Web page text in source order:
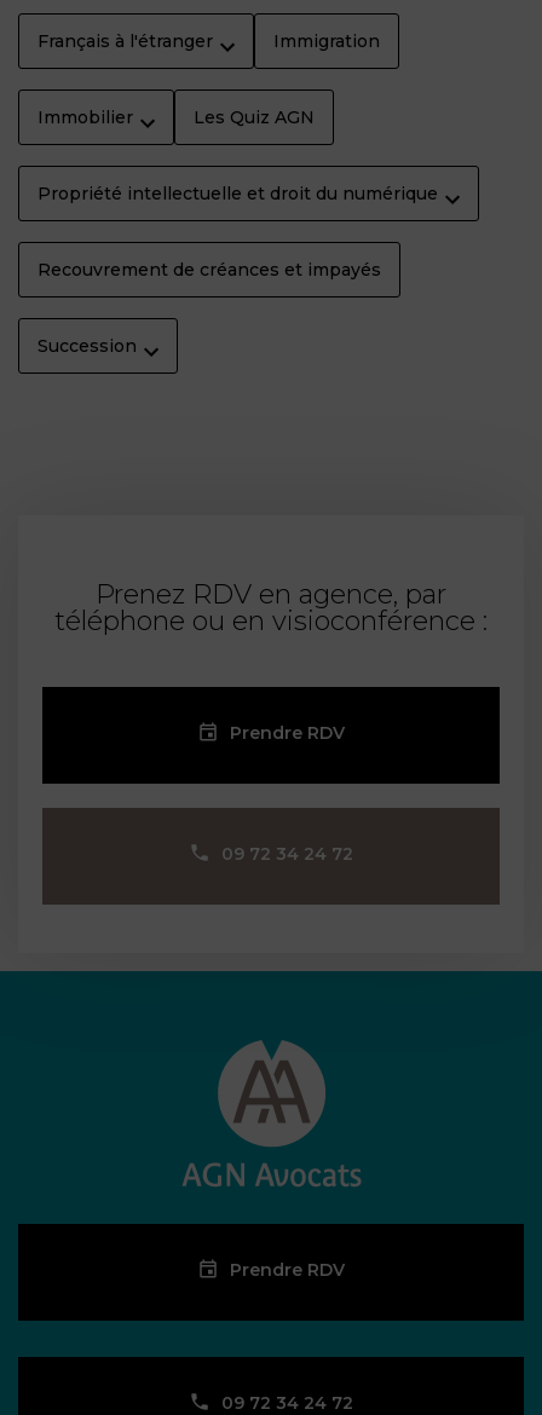
Français à l'étranger Immigration
Immobilier Les Quiz AGN
Propriété intellectuelle et droit du numérique
Recouvrement de créances et impayés
Succession
Prenez RDV en agence, par
téléphone ou en visioconférence :
Prendre RDV
09 72 34 24 72
Prendre RDV
09 72 34 24 72